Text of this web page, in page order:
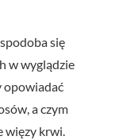
się
w wyglądzie
opowiadać
a czym
więzy krwi.